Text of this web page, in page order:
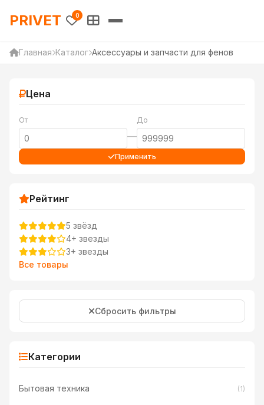
PRIVET — Каталог товаров
PRIVET 0
Главная Каталог Аксессуары и запчасти для фенов
Цена
От
—
До
Применить
Рейтинг
5 звёзд
4+ звезды
3+ звезды
Все товары
Сбросить фильтры
Категории
Бытовая техника (1)